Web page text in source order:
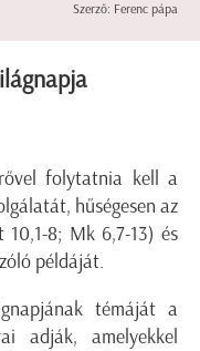
Szerző: Ferenc pápa
folytatnia kell a
hűségesen az
8; Mk 6,7-13) és
példáját.
témáját a
adják, amelyekkel